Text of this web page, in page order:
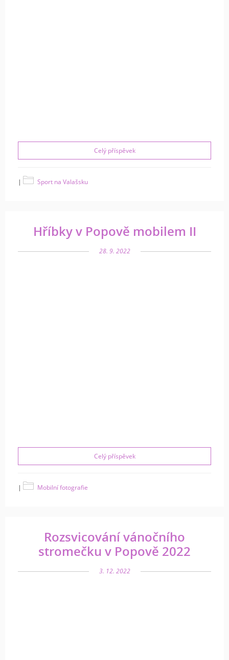
Celý příspěvek
| Sport na Valašsku
Hříbky v Popově mobilem II
28. 9. 2022
Celý příspěvek
| Mobilní fotografie
Rozsvicování vánočního
stromečku v Popově 2022
3. 12. 2022